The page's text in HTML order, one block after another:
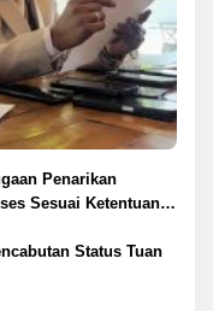
Penarikan
Sesuai Ketentuan
Status Tuan